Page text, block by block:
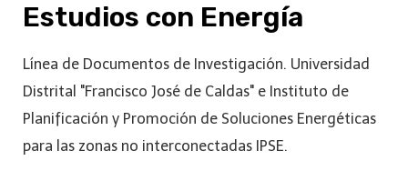
Estudios con Energía
Línea de Documentos de Investigación. Universidad
Distrital "Francisco José de Caldas" e Instituto de
Planificación y Promoción de Soluciones Energéticas
para las zonas no interconectadas IPSE.